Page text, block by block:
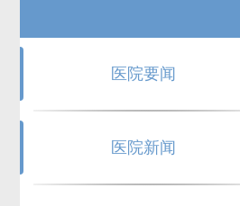
医院要闻
医院新闻